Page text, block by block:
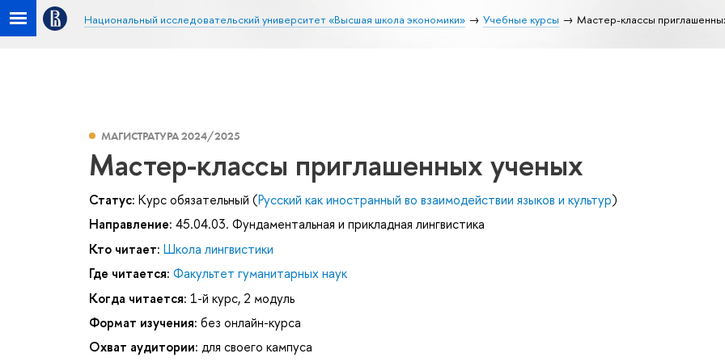
Национальный исследовательский университет «Высшая школа экономики» Учебные курсы Мастер-классы
МАГИСТРАТУРА 2024/2025
Мастер-классы приглашенных ученых
Статус: Курс обязательный (Русский как иностранный во взаимодействии языков и культур)
Направление: 45.04.03. Фундаментальная и прикладная лингвистика
Кто читает: Школа лингвистики
Где читается: Факультет гуманитарных наук
Когда читается: 1-й курс, 2 модуль
Формат изучения: без онлайн-курса
Охват аудитории: для своего кампуса